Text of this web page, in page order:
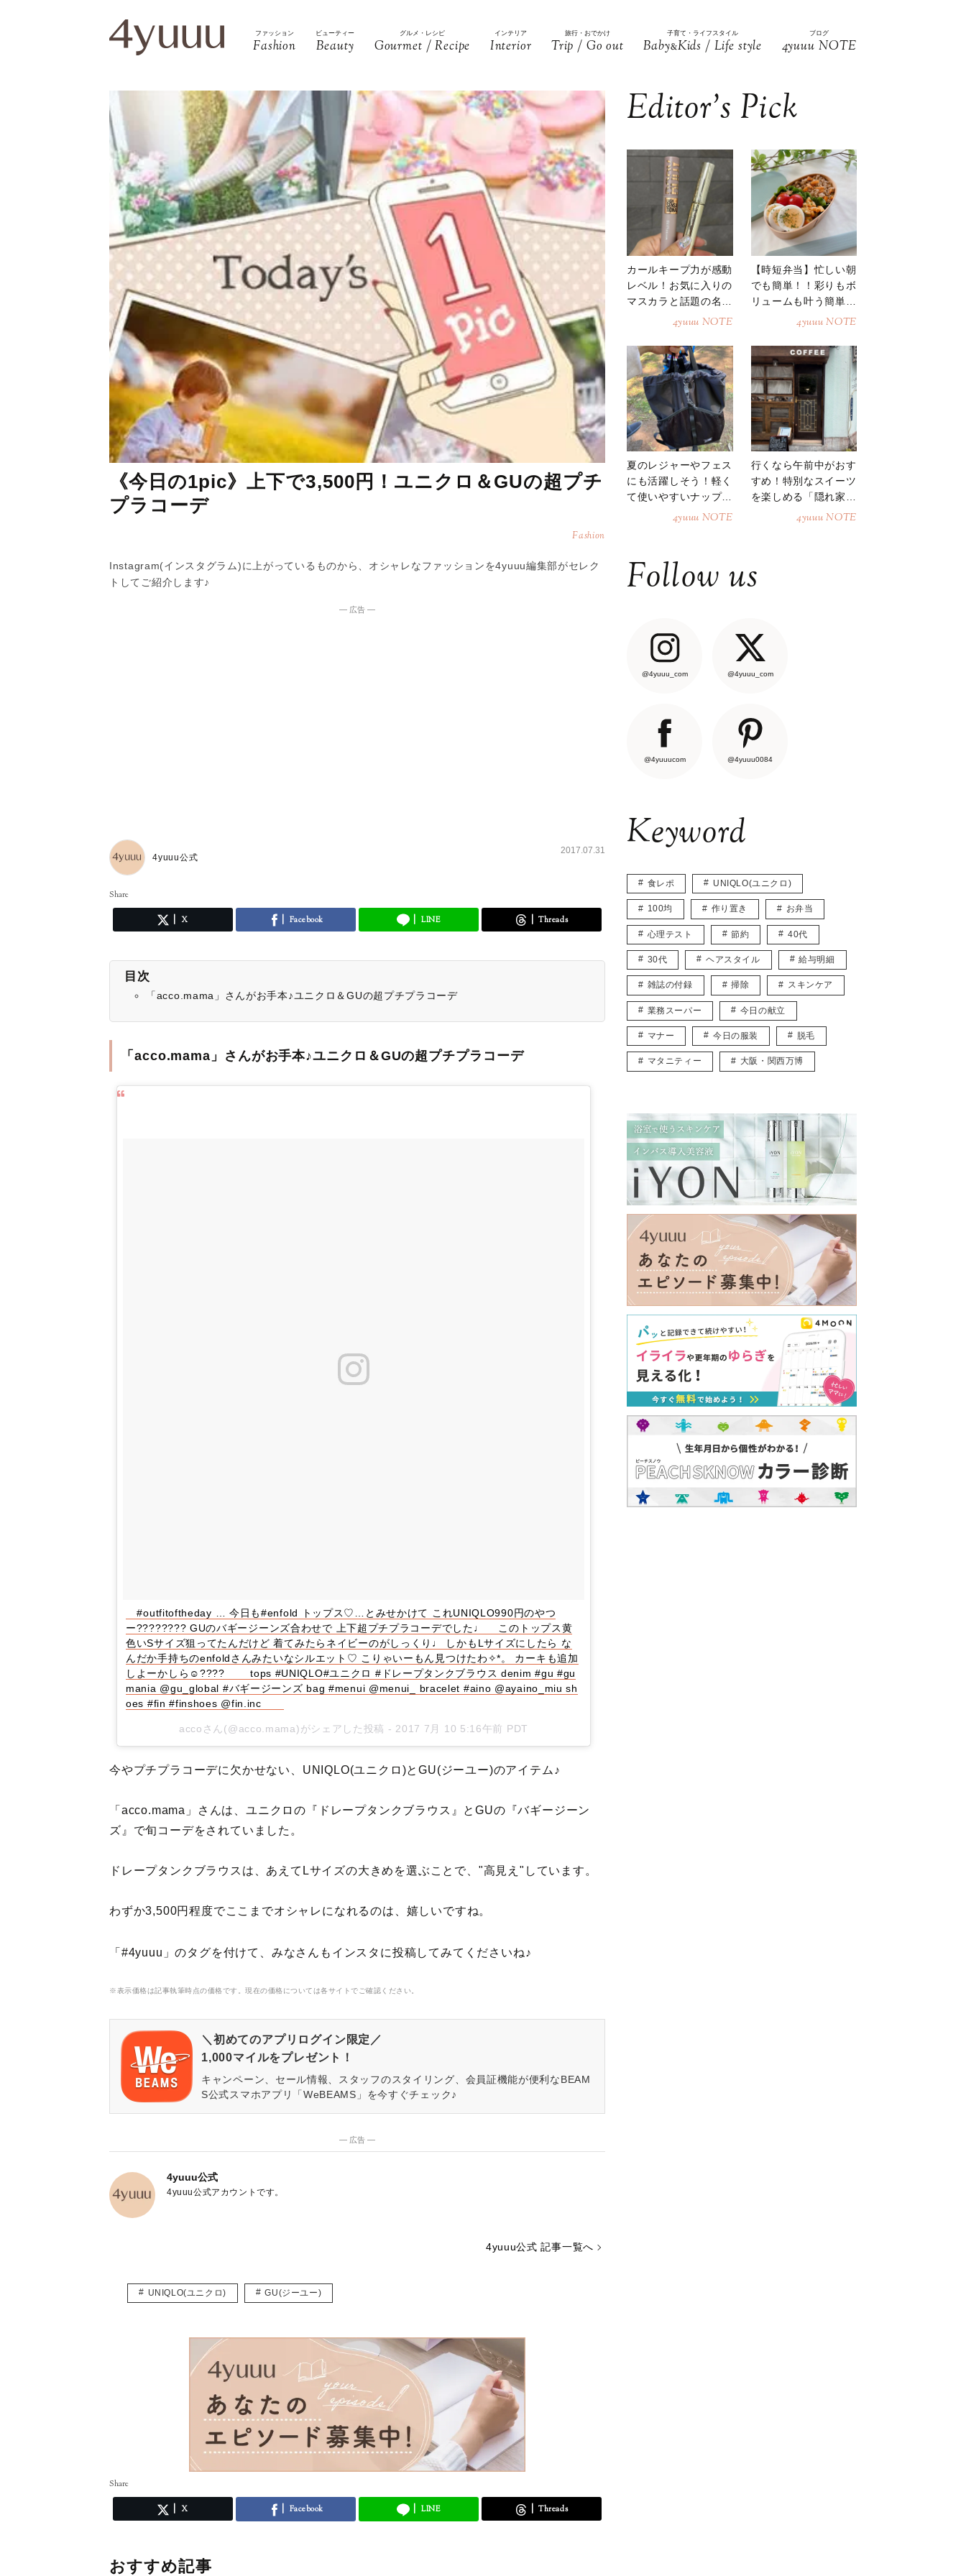
ファッション
Fashion
ビューティー
Beauty
グルメ・レシピ
Gourmet / Recipe
インテリア
Interior
旅行・おでかけ
Trip / Go out
子育て・ライフスタイル
Baby&Kids / Life style
ブログ
4yuuu NOTE
《今日の1pic》上下で3,500円！ユニクロ＆GUの超プチ
プラコーデ
Fashion
Instagram(インスタグラム)に上がっているものから、オシャレなファッションを4yuuu編集部がセレク
トしてご紹介します♪
― 広告 ―
4yuuu公式
2017.07.31
Share
X Facebook LINE Threads
目次
「acco.mama」さんがお手本♪ユニクロ＆GUの超プチプラコーデ
「acco.mama」さんがお手本♪ユニクロ＆GUの超プチプラコーデ
⠀ #outfitoftheday … 今日も#enfold トップス♡…とみせかけて これUNIQLO990円のやつ
ー???????? GUのバギージーンズ合わせで 上下超プチプラコーデでした♩ ⠀ このトップス黄
色いSサイズ狙ってたんだけど 着てみたらネイビーのがしっくり♩ しかもLサイズにしたら な
んだか手持ちのenfoldさんみたいなシルエット♡ こりゃいーもん見つけたわ✧︎*。 カーキも追加
しよーかしら☺️???? ⠀ ⠀ tops #UNIQLO#ユニクロ #ドレープタンクブラウス denim #gu #gu
mania @gu_global #バギージーンズ bag #menui @menui_ bracelet #aino @ayaino_miu sh
oes #fin #finshoes @fin.inc ⠀ ⠀
accoさん(@acco.mama)がシェアした投稿 - 2017 7月 10 5:16午前 PDT
今やプチプラコーデに欠かせない、UNIQLO(ユニクロ)とGU(ジーユー)のアイテム♪
「acco.mama」さんは、ユニクロの『ドレープタンクブラウス』とGUの『バギージーン
ズ』で旬コーデをされていました。
ドレープタンクブラウスは、あえてLサイズの大きめを選ぶことで、"高見え"しています。
わずか3,500円程度でここまでオシャレになれるのは、嬉しいですね。
「#4yuuu」のタグを付けて、みなさんもインスタに投稿してみてくださいね♪
※表示価格は記事執筆時点の価格です。現在の価格については各サイトでご確認ください。
＼初めてのアプリログイン限定／
1,000マイルをプレゼント！
キャンペーン、セール情報、スタッフのスタイリング、会員証機能が便利なBEAM
S公式スマホアプリ「WeBEAMS」を今すぐチェック♪
― 広告 ―
4yuuu公式
4yuuu公式アカウントです。
4yuuu公式 記事一覧へ
UNIQLO(ユニクロ) GU(ジーユー)
Share
X Facebook LINE Threads
おすすめ記事
Editor’s Pick
カールキープ力が感動
レベル！お気に入りの
マスカラと話題の名品
4yuuu NOTE
【時短弁当】忙しい朝
でも簡単！！彩りもボ
リュームも叶う簡単そ
4yuuu NOTE
夏のレジャーやフェス
にも活躍しそう！軽く
て使いやすいナップサ
4yuuu NOTE
行くなら午前中がおす
すめ！特別なスイーツ
を楽しめる「隠れ家カ
4yuuu NOTE
Follow us
@4yuuu_com @4yuuu_com
@4yuuucom @4yuuu0084
Keyword
食レポ UNIQLO(ユニクロ)
100均 作り置き お弁当
心理テスト 節約 40代
30代 ヘアスタイル 給与明細
雑誌の付録 掃除 スキンケア
業務スーパー 今日の献立
マナー 今日の服装 脱毛
マタニティー 大阪・関西万博